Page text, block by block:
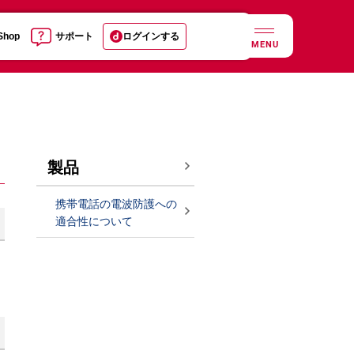
サポート ログインする
MENU
製品
携帯電話の電波防護への
適合性について